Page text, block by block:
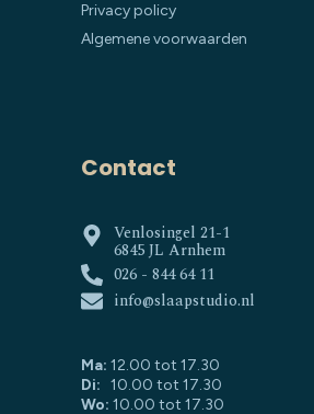
Privacy policy
Algemene voorwaarden
Contact
Venlosingel 21-1
6845 JL Arnhem
026 - 844 64 11
info@slaapstudio.nl
Ma: 12.00 tot 17.30
Di: 10.00 tot 17.30
Wo: 10.00 tot 17.30